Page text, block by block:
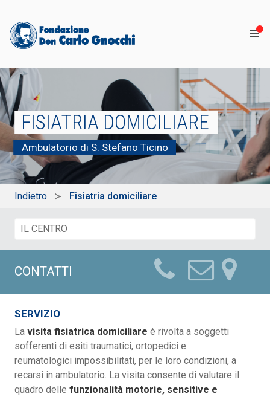
FISIATRIA DOMICILIARE
Ambulatorio di S. Stefano Ticino
Indietro Fisiatria domiciliare
CONTATTI
SERVIZIO
La visita fisiatrica domiciliare è rivolta a soggetti
sofferenti di esiti traumatici, ortopedici e
reumatologici impossibilitati, per le loro condizioni, a
recarsi in ambulatorio. La visita consente di valutare il
quadro delle funzionalità motorie, sensitive e